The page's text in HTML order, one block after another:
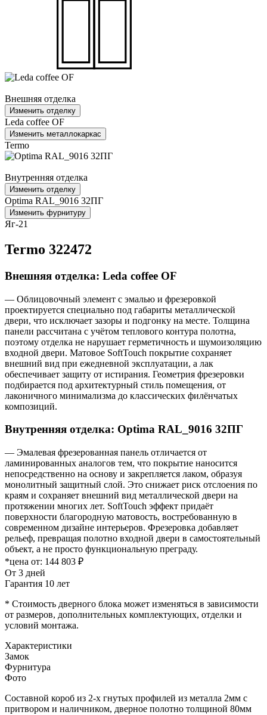
Внешняя отделка
Изменить отделку
Leda coffee OF
Изменить металлокаркас
Termo
Внутренняя отделка
Изменить отделку
Optima RAL_9016 32ПГ
Изменить фурнитуру
Яг-21
Termo 322472
Внешняя отделка: Leda coffee OF
— Облицовочный элемент с эмалью и фрезеровкой
проектируется специально под габариты металлической
двери, что исключает зазоры и подгонку на месте. Толщина
панели рассчитана с учётом теплового контура полотна,
поэтому отделка не нарушает герметичность и шумоизоляцию
входной двери. Матовое SoftTouch покрытие сохраняет
внешний вид при ежедневной эксплуатации, а лак
обеспечивает защиту от истирания. Геометрия фрезеровки
подбирается под архитектурный стиль помещения, от
лаконичного минимализма до классических филёнчатых
композиций.
Внутренняя отделка: Optima RAL_9016 32ПГ
— Эмалевая фрезерованная панель отличается от
ламинированных аналогов тем, что покрытие наносится
непосредственно на основу и закрепляется лаком, образуя
монолитный защитный слой. Это снижает риск отслоения по
краям и сохраняет внешний вид металлической двери на
протяжении многих лет. SoftTouch эффект придаёт
поверхности благородную матовость, востребованную в
современном дизайне интерьеров. Фрезеровка добавляет
рельеф, превращая полотно входной двери в самостоятельный
объект, а не просто функциональную преграду.
*цена от: 144 803 ₽
От 3 дней
Гарантия 10 лет
* Стоимость дверного блока может изменяться в зависимости
от размеров, дополнительных комплектующих, отделки и
условий монтажа.
Характеристики
Замок
Фурнитура
Фото
Составной короб из 2-х гнутых профилей из металла 2мм с
притвором и наличником, дверное полотно толщиной 80мм